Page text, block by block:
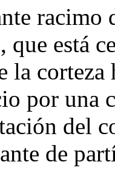
racimo
que está
la
por una
del
de